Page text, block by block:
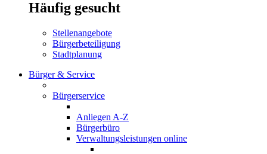
Häufig gesucht
Stellenangebote
Bürgerbeteiligung
Stadtplanung
Bürger & Service
Bürgerservice
Anliegen A-Z
Bürgerbüro
Verwaltungsleistungen online